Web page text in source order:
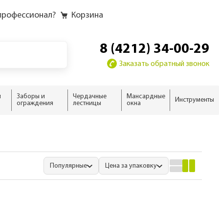
Корзина
8 (4212) 34-00-29
Заказать обратный звонок
Заборы и
ограждения
Чердачные
лестницы
Мансардные
окна
Инструменты
Популярные Цена за упаковку